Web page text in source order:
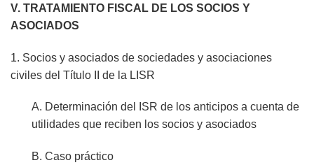
V. TRATAMIENTO FISCAL DE LOS SOCIOS Y
ASOCIADOS
1. Socios y asociados de sociedades y asociaciones
civiles del Título II de la LISR
A. Determinación del ISR de los anticipos a cuenta de
utilidades que reciben los socios y asociados
B. Caso práctico